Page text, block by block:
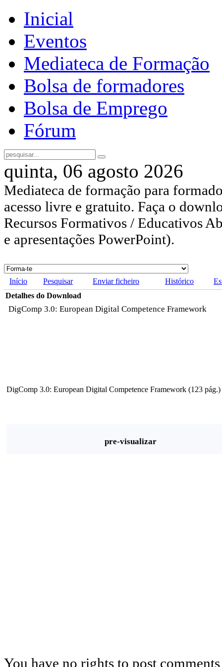
Inicial
Eventos
Mediateca de Formação
Bolsa de formadores
Bolsa de Emprego
Fórum
quinta, 06 agosto 2026
Mediateca de formação para
acesso livre e gratuito. Faça o
Recursos Formativos / Educativos
e apresentações PowerPoint).
Início Pesquisar Enviar ficheiro Histórico
Detalhes do Download
DigComp 3.0: European Digital Competence Framework
DigComp 3.0: European Digital Competence Framework (123 pág.)
pre-visualizar
You have no rights to post comments